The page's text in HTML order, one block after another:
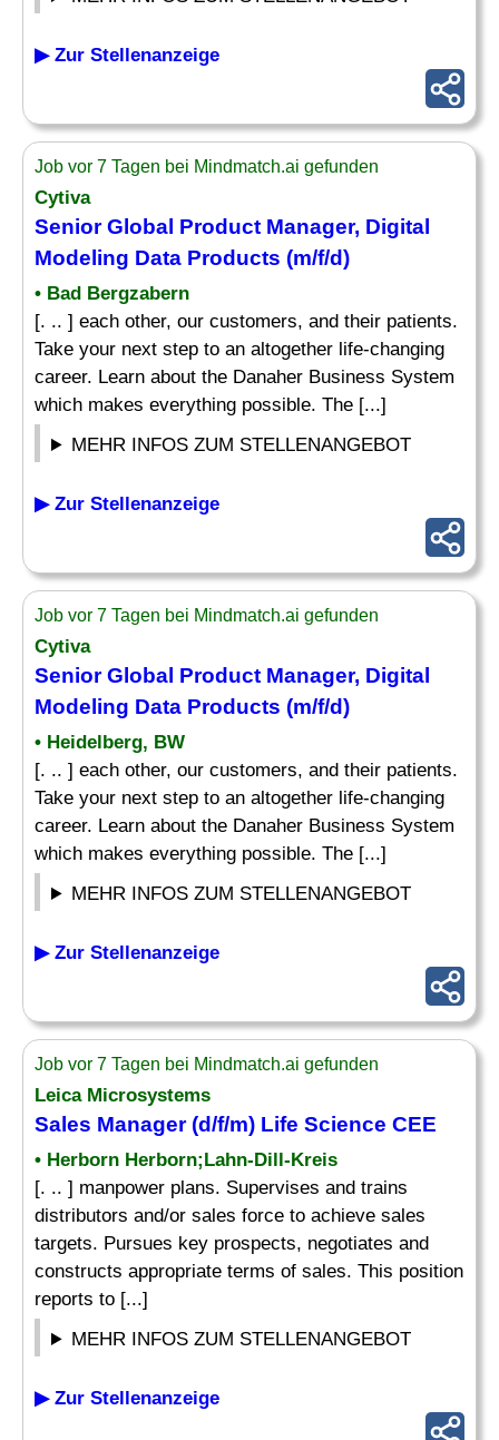
▶ Zur Stellenanzeige
Job vor 7 Tagen bei Mindmatch.ai gefunden
Cytiva
Senior Global Product Manager, Digital
Modeling Data Products (m/f/d)
• Bad Bergzabern
[. .. ] each other, our customers, and their patients.
Take your next step to an altogether life-changing
career. Learn about the Danaher Business System
which makes everything possible. The [...]
MEHR INFOS ZUM STELLENANGEBOT
▶ Zur Stellenanzeige
Job vor 7 Tagen bei Mindmatch.ai gefunden
Cytiva
Senior Global Product Manager, Digital
Modeling Data Products (m/f/d)
• Heidelberg, BW
[. .. ] each other, our customers, and their patients.
Take your next step to an altogether life-changing
career. Learn about the Danaher Business System
which makes everything possible. The [...]
MEHR INFOS ZUM STELLENANGEBOT
▶ Zur Stellenanzeige
Job vor 7 Tagen bei Mindmatch.ai gefunden
Leica Microsystems
Sales Manager (d/f/m) Life Science CEE
• Herborn Herborn;Lahn-Dill-Kreis
[. .. ] manpower plans. Supervises and trains
distributors and/or sales force to achieve sales
targets. Pursues key prospects, negotiates and
constructs appropriate terms of sales. This position
reports to [...]
MEHR INFOS ZUM STELLENANGEBOT
▶ Zur Stellenanzeige